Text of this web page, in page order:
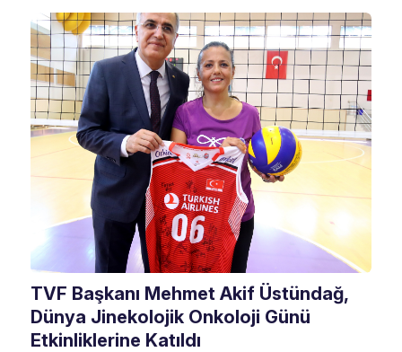
TVF Başkanı Mehmet Akif Üstündağ,
Dünya Jinekolojik Onkoloji Günü
Etkinliklerine Katıldı